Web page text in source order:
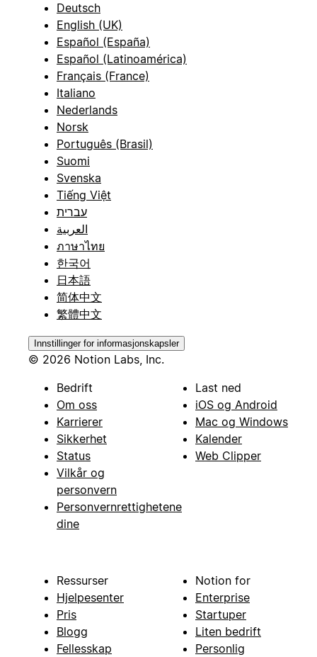
Deutsch
English (UK)
Español (España)
Español (Latinoamérica)
Français (France)
Italiano
Nederlands
Norsk
Português (Brasil)
Suomi
Svenska
Tiếng Việt
עברית
العربية
ภาษาไทย
한국어
日本語
简体中文
繁體中文
Innstillinger for informasjonskapsler
© 2026 Notion Labs, Inc.
Bedrift
Om oss
Karrierer
Sikkerhet
Status
Vilkår og
personvern
Personvernrettighetene
dine
Last ned
iOS og Android
Mac og Windows
Kalender
Web Clipper
Ressurser
Hjelpesenter
Pris
Blogg
Fellesskap
Notion for
Enterprise
Startuper
Liten bedrift
Personlig